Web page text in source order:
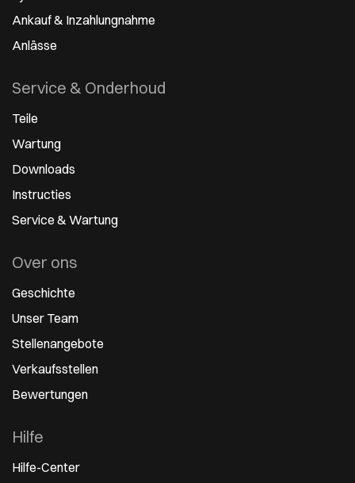
Ankauf & Inzahlungnahme
Anlässe
Service & Onderhoud
Teile
Wartung
Downloads
Instructies
Service & Wartung
Over ons
Geschichte
Unser Team
Stellenangebote
Verkaufsstellen
Bewertungen
Hilfe
Hilfe-Center